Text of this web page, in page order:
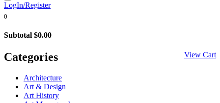
LogIn/Register
0
Subtotal $0.00
View Cart
Categories
Architecture
Art & Design
Art History